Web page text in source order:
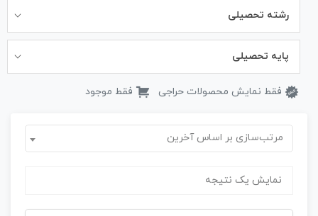
رشته تحصیلی
پایه تحصیلی
فقط نمایش محصولات حراجی فقط موجود
مرتب‌سازی بر اساس آخرین
نمایش یک نتیجه